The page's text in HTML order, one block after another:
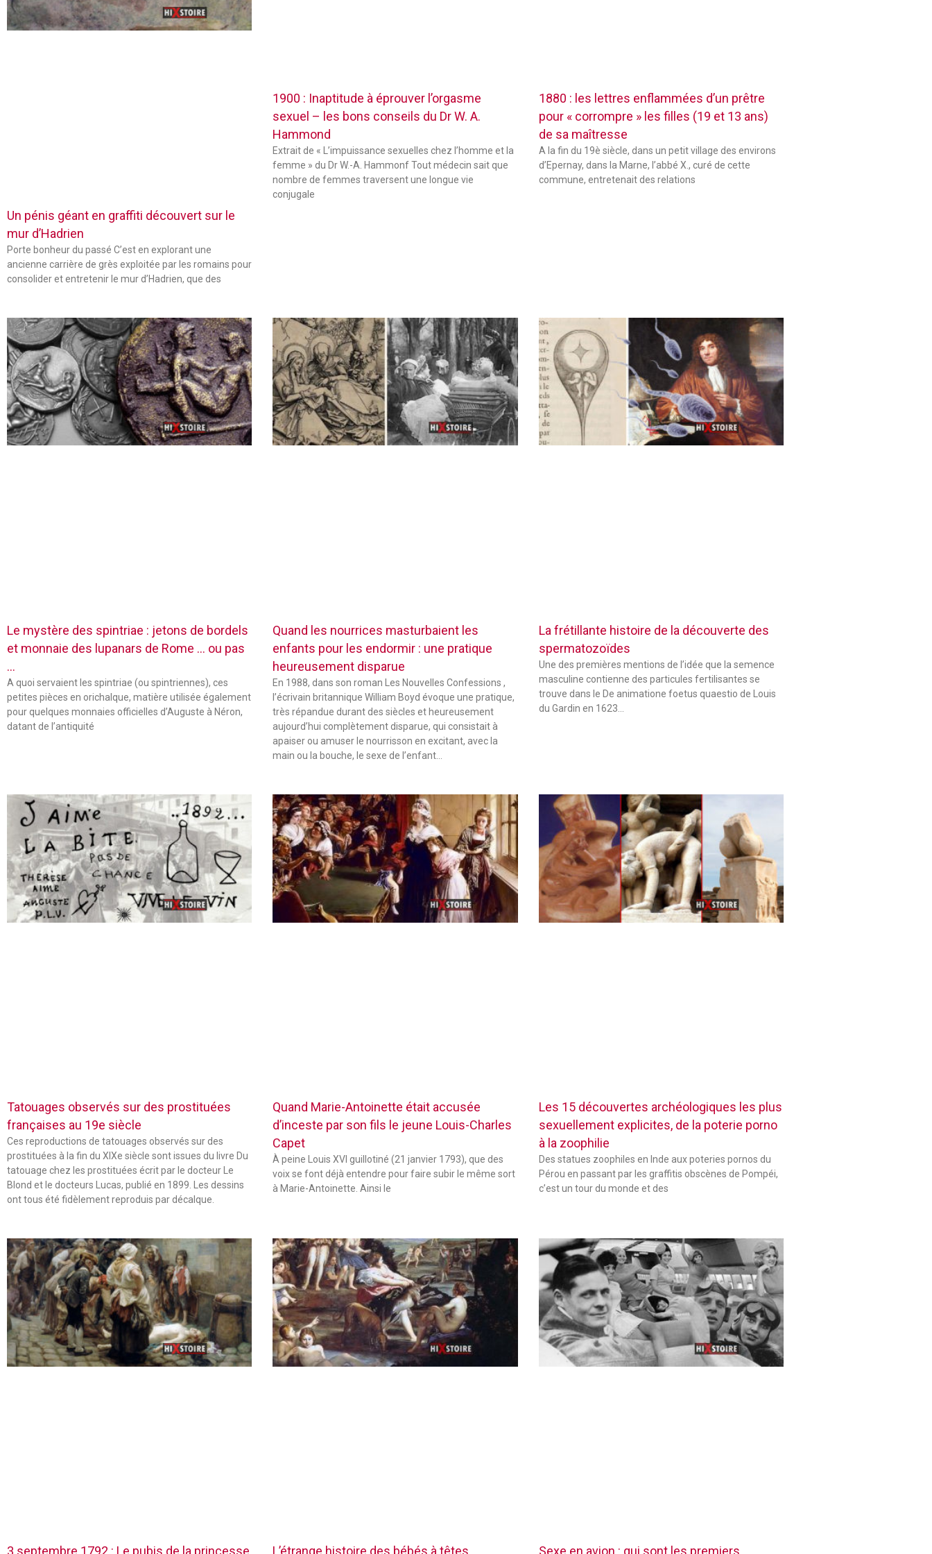
Un pénis géant en graffiti découvert sur le
mur d’Hadrien
Porte bonheur du passé C’est en explorant une
ancienne carrière de grès exploitée par les romains pour
consolider et entretenir le mur d’Hadrien, que des
1900 : Inaptitude à éprouver l’orgasme
sexuel – les bons conseils du Dr W. A.
Hammond
Extrait de « L’impuissance sexuelles chez l’homme et la
femme » du Dr W.-A. Hammonf Tout médecin sait que
nombre de femmes traversent une longue vie
conjugale
1880 : les lettres enflammées d’un prêtre
pour « corrompre » les filles (19 et 13 ans)
de sa maîtresse
A la fin du 19è siècle, dans un petit village des environs
d’Epernay, dans la Marne, l’abbé X., curé de cette
commune, entretenait des relations
Le mystère des spintriae : jetons de bordels
et monnaie des lupanars de Rome … ou pas
…
A quoi servaient les spintriae (ou spintriennes), ces
petites pièces en orichalque, matière utilisée également
pour quelques monnaies officielles d’Auguste à Néron,
datant de l’antiquité
Quand les nourrices masturbaient les
enfants pour les endormir : une pratique
heureusement disparue
En 1988, dans son roman Les Nouvelles Confessions ,
l’écrivain britannique William Boyd évoque une pratique,
très répandue durant des siècles et heureusement
aujourd’hui complètement disparue, qui consistait à
apaiser ou amuser le nourrisson en excitant, avec la
main ou la bouche, le sexe de l’enfant…
La frétillante histoire de la découverte des
spermatozoïdes
Une des premières mentions de l’idée que la semence
masculine contienne des particules fertilisantes se
trouve dans le De animatione foetus quaestio de Louis
du Gardin en 1623…
Tatouages observés sur des prostituées
françaises au 19e siècle
Ces reproductions de tatouages observés sur des
prostituées à la fin du XIXe siècle sont issues du livre Du
tatouage chez les prostituées écrit par le docteur Le
Blond et le docteurs Lucas, publié en 1899. Les dessins
ont tous été fidèlement reproduis par décalque.
Quand Marie-Antoinette était accusée
d’inceste par son fils le jeune Louis-Charles
Capet
À peine Louis XVI guillotiné (21 janvier 1793), que des
voix se font déjà entendre pour faire subir le même sort
à Marie-Antoinette. Ainsi le
Les 15 découvertes archéologiques les plus
sexuellement explicites, de la poterie porno
à la zoophilie
Des statues zoophiles en Inde aux poteries pornos du
Pérou en passant par les graffitis obscènes de Pompéi,
c’est un tour du monde et des
3 septembre 1792 : Le pubis de la princesse L’étrange histoire des bébés à têtes Sexe en avion : qui sont les premiers